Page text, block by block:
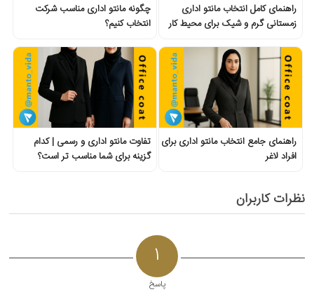
راهنمای کامل انتخاب مانتو اداری
زمستانی گرم و شیک برای محیط کار
چگونه مانتو اداری مناسب شرکت
انتخاب کنیم؟
راهنمای جامع انتخاب مانتو اداری برای
افراد لاغر
تفاوت مانتو اداری و رسمی | کدام
گزینه برای شما مناسب تر است؟
نظرات کاربران
1
پاسخ